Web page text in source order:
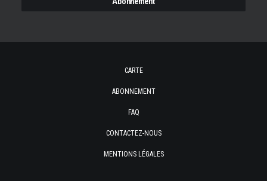
CARTE
ABONNEMENT
FAQ
CONTACTEZ-NOUS
MENTIONS LÉGALES